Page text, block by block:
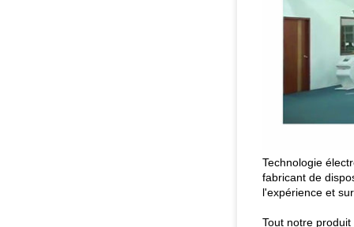
Technologie
fabricant de
l'expérience et
Tout notre